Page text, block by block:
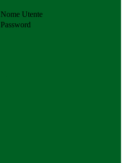
Nome Utente
Password